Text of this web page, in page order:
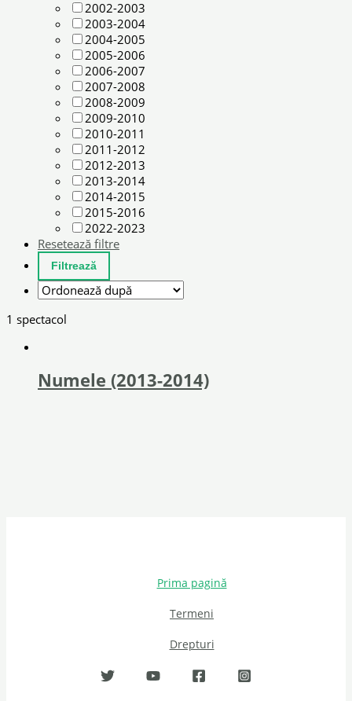
2002-2003
2003-2004
2004-2005
2005-2006
2006-2007
2007-2008
2008-2009
2009-2010
2010-2011
2011-2012
2012-2013
2013-2014
2014-2015
2015-2016
2022-2023
Resetează filtre
1 spectacol
Numele (2013-2014)
Prima pagină
Termeni
Drepturi